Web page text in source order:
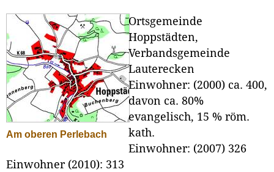
Am oberen Perlebach
Ortsgemeinde
Hoppstädten,
Verbandsgemeinde
Lauterecken
Einwohner: (2000) ca. 400,
davon ca. 80%
evangelisch, 15 % röm.
kath.
Einwohner: (2007) 326
Einwohner (2010): 313